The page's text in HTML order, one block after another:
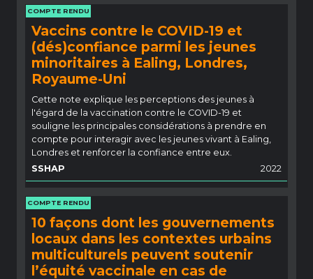
COMPTE RENDU
Vaccins contre le COVID-19 et
(dés)confiance parmi les jeunes
minoritaires à Ealing, Londres,
Royaume-Uni
Cette note explique les perceptions des jeunes à
l'égard de la vaccination contre le COVID-19 et
souligne les principales considérations à prendre en
compte pour interagir avec les jeunes vivant à Ealing,
Londres et renforcer la confiance entre eux.
SSHAP
2022
COMPTE RENDU
10 façons dont les gouvernements
locaux dans les contextes urbains
multiculturels peuvent soutenir
l’équité vaccinale en cas de